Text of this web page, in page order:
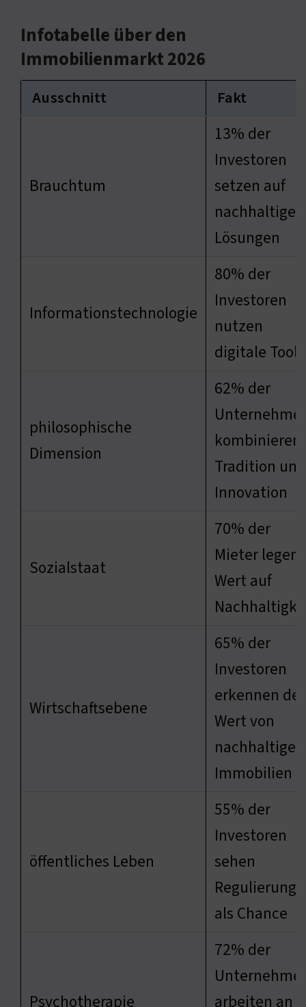
Infotabelle über den
Immobilienmarkt 2026
Ausschnitt Fakt
Brauchtum
13% der
Investoren
setzen auf
nachhaltige
Lösungen
Informationstechnologie
80% der
Investoren
nutzen
digitale Tools
philosophische
Dimension
62% der
kombinieren
Tradition und
Innovation
Sozialstaat
70% der
Mieter legen
Wert auf
Wirtschaftsebene
65% der
Investoren
erkennen
Wert von
nachhaltigen
Immobilien
öffentliches Leben
55% der
Investoren
sehen
Regulierung
als Chance
Psychotherapie
72% der
arbeiten an